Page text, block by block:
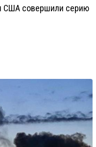
США совершили серию